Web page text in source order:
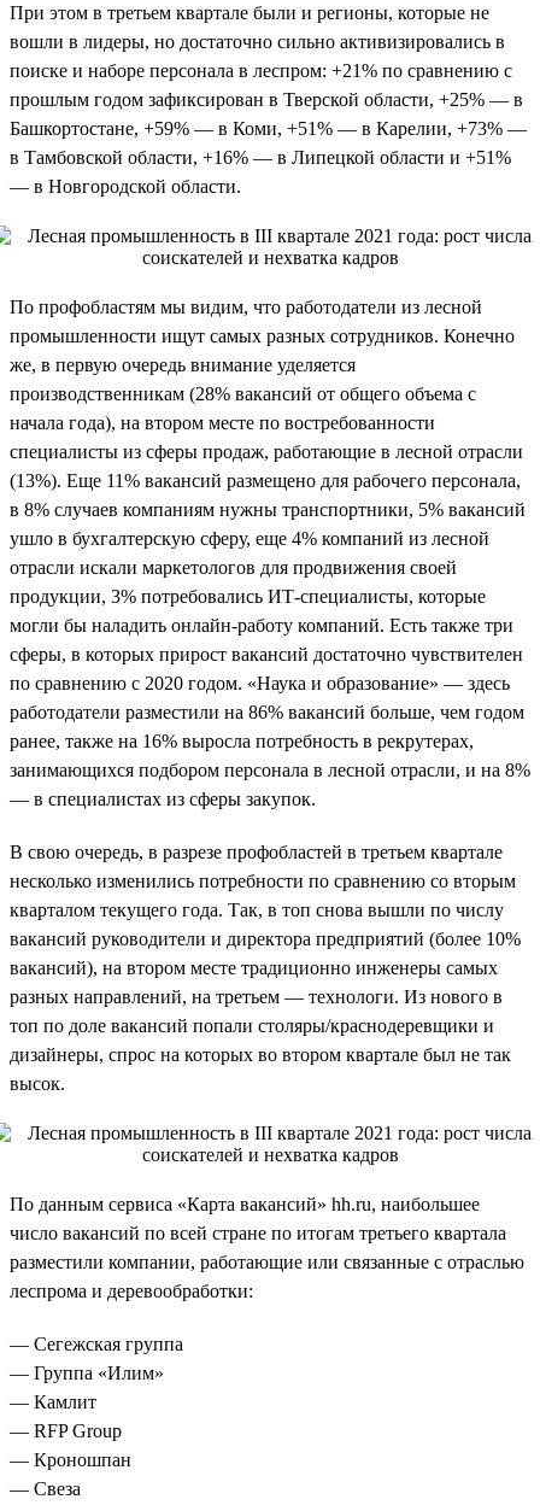
При этом в третьем квартале были и регионы, которые не
вошли в лидеры, но достаточно сильно активизировались в
поиске и наборе персонала в леспром: +21% по сравнению с
прошлым годом зафиксирован в Тверской области, +25% — в
Башкортостане, +59% — в Коми, +51% — в Карелии, +73% —
в Тамбовской области, +16% — в Липецкой области и +51%
— в Новгородской области.
По профобластям мы видим, что работодатели из лесной
промышленности ищут самых разных сотрудников. Конечно
же, в первую очередь внимание уделяется
производственникам (28% вакансий от общего объема с
начала года), на втором месте по востребованности
специалисты из сферы продаж, работающие в лесной отрасли
(13%). Еще 11% вакансий размещено для рабочего персонала,
в 8% случаев компаниям нужны транспортники, 5% вакансий
ушло в бухгалтерскую сферу, еще 4% компаний из лесной
отрасли искали маркетологов для продвижения своей
продукции, 3% потребовались ИТ-специалисты, которые
могли бы наладить онлайн-работу компаний. Есть также три
сферы, в которых прирост вакансий достаточно чувствителен
по сравнению с 2020 годом. «Наука и образование» — здесь
работодатели разместили на 86% вакансий больше, чем годом
ранее, также на 16% выросла потребность в рекрутерах,
занимающихся подбором персонала в лесной отрасли, и на 8%
— в специалистах из сферы закупок.
В свою очередь, в разрезе профобластей в третьем квартале
несколько изменились потребности по сравнению со вторым
кварталом текущего года. Так, в топ снова вышли по числу
вакансий руководители и директора предприятий (более 10%
вакансий), на втором месте традиционно инженеры самых
разных направлений, на третьем — технологи. Из нового в
топ по доле вакансий попали столяры/краснодеревщики и
дизайнеры, спрос на которых во втором квартале был не так
высок.
По данным сервиса «Карта вакансий» hh.ru, наибольшее
число вакансий по всей стране по итогам третьего квартала
разместили компании, работающие или связанные с отраслью
леспрома и деревообработки:
— Сегежская группа
— Группа «Илим»
— Камлит
— RFP Group
— Кроношпан
— Свеза